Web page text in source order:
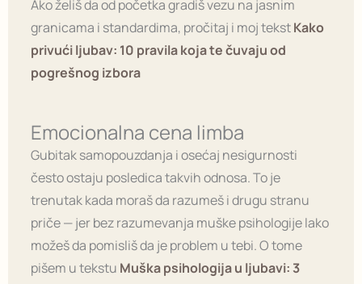
Ako želiš da od početka gradiš vezu na jasnim
granicama i standardima, pročitaj i moj tekstKako
privući ljubav: 10 pravila koja te čuvaju od
pogrešnog izbora
Emocionalna cena limba
Gubitak samopouzdanja i osećaj nesigurnosti
često ostaju posledica takvih odnosa. To je
trenutak kada moraš da razumeš i drugu stranu
priče — jer bez razumevanja muške psihologije lako
možeš da pomisliš da je problem u tebi. O tome
pišem u tekstu Muška psihologija u ljubavi: 3